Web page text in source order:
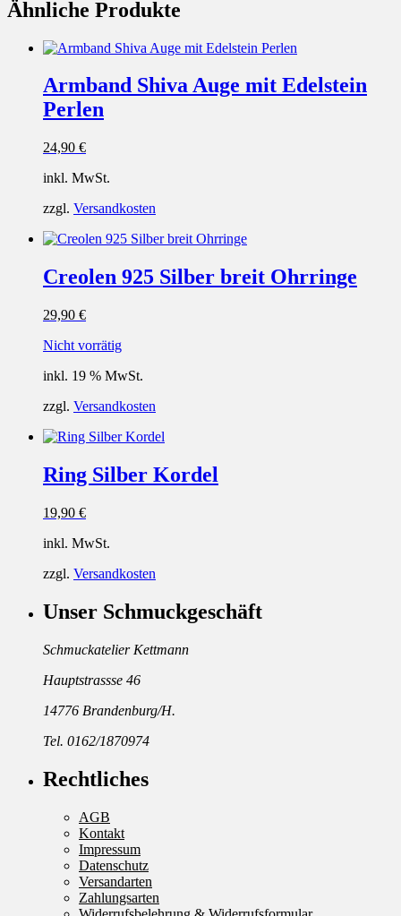
Ähnliche Produkte
Armband Shiva Auge mit Edelstein
Perlen
24,90 €
inkl. MwSt.
zzgl. Versandkosten
Creolen 925 Silber breit Ohrringe
29,90 €
Nicht vorrätig
inkl. 19 % MwSt.
zzgl. Versandkosten
Ring Silber Kordel
19,90 €
inkl. MwSt.
zzgl. Versandkosten
Unser Schmuckgeschäft
Schmuckatelier Kettmann
Hauptstrassse 46
14776 Brandenburg/H.
Tel. 0162/1870974
Rechtliches
AGB
Kontakt
Impressum
Datenschutz
Versandarten
Zahlungsarten